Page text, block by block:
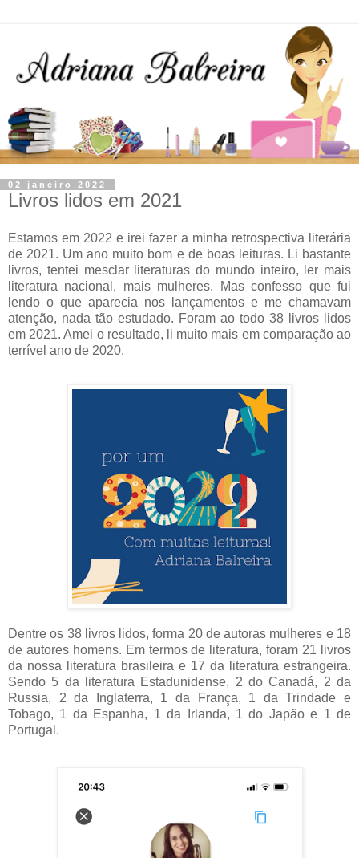
02 janeiro 2022
Livros lidos em 2021
Estamos em 2022 e irei fazer a minha retrospectiva literária
de 2021. Um ano muito bom e de boas leituras. Li bastante
livros, tentei mesclar literaturas do mundo inteiro, ler mais
literatura nacional, mais mulheres. Mas confesso que fui
lendo o que aparecia nos lançamentos e me chamavam
atenção, nada tão estudado. Foram ao todo 38 livros lidos
em 2021. Amei o resultado, li muito mais em comparação ao
terrível ano de 2020.
Dentre os 38 livros lidos, forma 20 de autoras mulheres e 18
de autores homens. Em termos de literatura, foram 21 livros
da nossa literatura brasileira e 17 da literatura estrangeira.
Sendo 5 da literatura Estadunidense, 2 do Canadá, 2 da
Russia, 2 da Inglaterra, 1 da França, 1 da Trindade e
Tobago, 1 da Espanha, 1 da Irlanda, 1 do Japão e 1 de
Portugal.